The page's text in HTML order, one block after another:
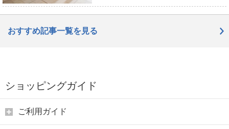
おすすめ記事一覧を見る
ショッピングガイド
ご利用ガイド